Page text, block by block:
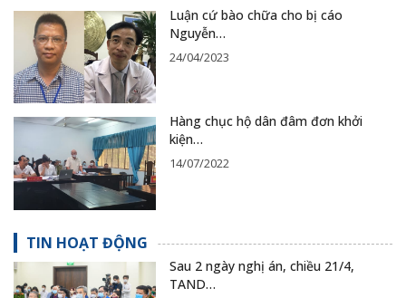
Luận cứ bào chữa cho bị cáo
Nguyễn…
24/04/2023
Hàng chục hộ dân đâm đơn khởi
kiện…
14/07/2022
TIN HOẠT ĐỘNG
Sau 2 ngày nghị án, chiều 21/4,
TAND…